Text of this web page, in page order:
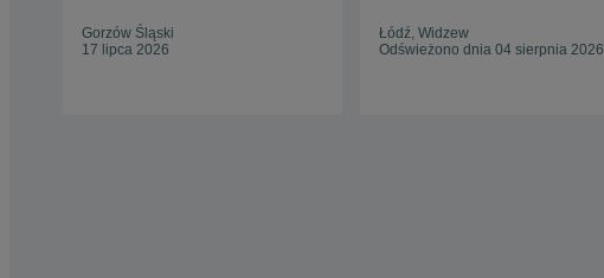
Gorzów Śląski
17 lipca 2026
Łódź, Widzew
Odświeżono dnia 04 sierpnia 2026